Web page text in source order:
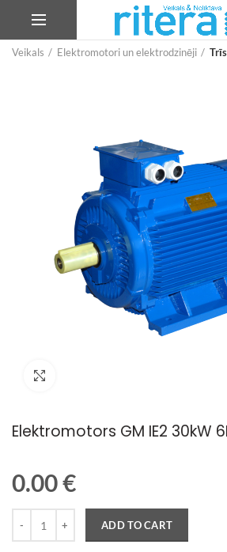
Veikals Elektromotori un elektrodzinēji
Elektromotors GM IE2 30kW
0.00€
ADD TO CART